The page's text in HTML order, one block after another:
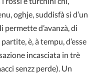
oghje, suddisfà si d’un
d’avanzà, di
è, à tempu, d’esse
incasciata in trè
senzz perde). Un